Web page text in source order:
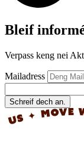
Bleif
Verpass keng nei
Mailadress
Schreif dech an.
✦ MOVE